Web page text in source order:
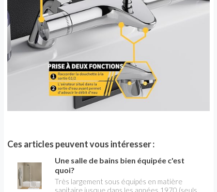
Ces articles peuvent vous intéresser :
Une salle de bains bien équipée c'est
quoi?
Très largement sous équipés en matière
sanitaire jusque dans les années 1970 (seuls